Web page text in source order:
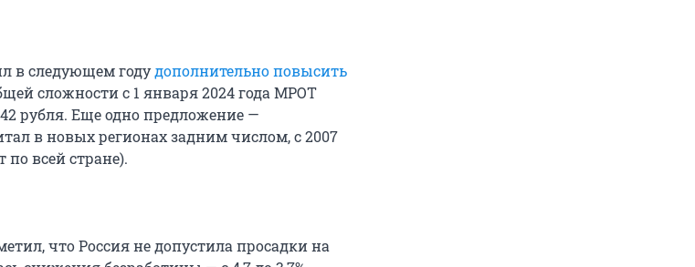
в следующем годудополнительно повысить
сложности с 1 января 2024 года МРОТ
рубля. Еще одно предложение —
в новых регионах задним числом, с 2007
по всей стране).
что Россия не допустила просадки на